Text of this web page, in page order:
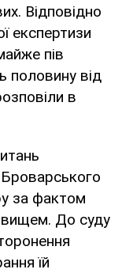
Відповідно
експертизи
пів
половину від
в
Броварського
за фактом
До суду
їй